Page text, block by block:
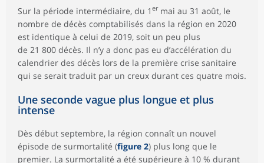
Sur la période intermédiaire, du 1 ermai au 31 août, le
nombre de décès comptabilisés dans la région en 2020
est identique à celui de 2019, soit un peu plus
de 21 800 décès. Il n’y a donc pas eu d’accélération du
calendrier des décès lors de la première crise sanitaire
qui se serait traduit par un creux durant ces quatre mois.
Une seconde vague plus longue et plus
intense
Dès début septembre, la région connaît un nouvel
épisode de surmortalité (figure 2) plus long que le
premier. La surmortalité a été supérieure à 10 % durant